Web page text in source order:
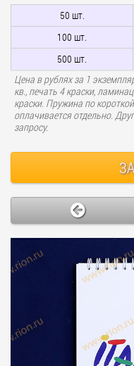
50 шт.
100 шт.
500 шт.
Цена в рублях за 1
кв., печать 4 краски,
краски. Пружина по
оплачивается отдельно.
запросу.